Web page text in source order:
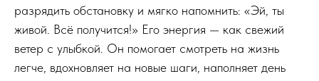
разрядить обстановку и мягко напомнить: «Эй, ты
живой. Всё получится!» Его энергия — как свежий
ветер с улыбкой. Он помогает смотреть на жизнь
легче, вдохновляет на новые шаги, наполняет день